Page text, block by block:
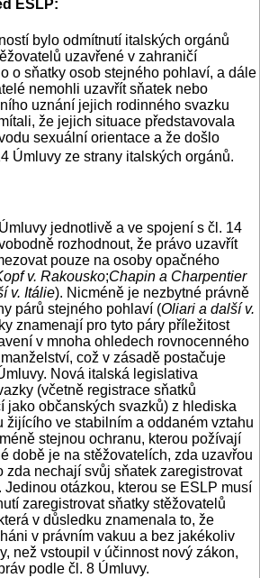
ESLP:
bylo odmítnutí italských orgánů
uzavřené v zahraničí
o sňatky osob stejného pohlaví, a dále
nemohli uzavřít sňatek nebo
uznání jejich rodinného svazku
že jejich situace představovala
sexuální orientace a že došlo
Úmluvy ze strany italských orgánů.
jednotlivě a ve spojení s čl. 14
rozhodnout, že právo uzavřít
pouze na osoby opačného
v. Rakousko;Chapin a Charpentier
v. Itálie). Nicméně je nezbytné právně
párů stejného pohlaví (Oliari a další v.
znamenají pro tyto páry příležitost
v mnoha ohledech rovnocenného
což v zásadě postačuje
Nová italská legislativa
(včetně registrace sňatků
jako občanských svazků) z hlediska
žijícího ve stabilním a oddaném vztahu
stejnou ochranu, kterou požívají
době je na stěžovatelích, zda uzavřou
zda nechají svůj sňatek zaregistrovat
Jedinou otázkou, kterou se ESLP musí
zaregistrovat sňatky stěžovatelů
v důsledku znamenala to, že
v právním vakuu a bez jakékoliv
než vstoupil v účinnost nový zákon,
podle čl. 8 Úmluvy.